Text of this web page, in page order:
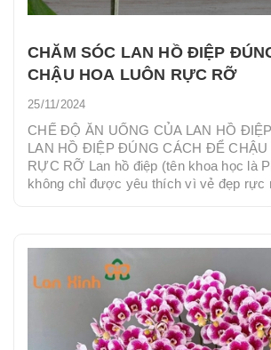
CHĂM SÓC LAN HỒ ĐIỆP
CHẬU HOA LUÔN RỰC RỠ
25/11/2024
CHẾ ĐỘ ĂN UỐNG CỦA LAN HỒ
LAN HỒ ĐIỆP ĐÚNG CÁCH ĐỂ CHẬU
RỰC RỠ Lan hồ điệp (tên khoa học là
không chỉ được yêu thích vì vẻ đẹp rực